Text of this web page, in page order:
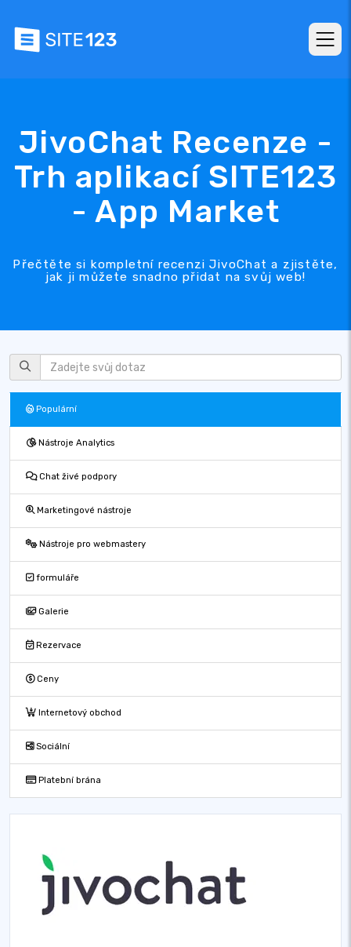
JivoChat Recenze -
Trh aplikací SITE123
- App Market
Přečtěte si kompletní recenzi JivoChat a zjistěte,
jak ji můžete snadno přidat na svůj web!
Populární
Nástroje Analytics
Chat živé podpory
Marketingové nástroje
Nástroje pro webmastery
formuláře
Galerie
Rezervace
Ceny
Internetový obchod
Sociální
Platební brána